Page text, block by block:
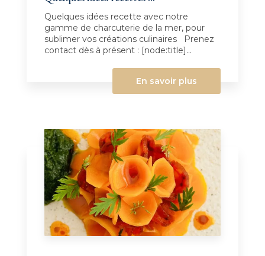
Quelques idées recette avec notre
gamme de charcuterie de la mer, pour
sublimer vos créations culinaires Prenez
contact dès à présent : [node:title]...
En savoir plus